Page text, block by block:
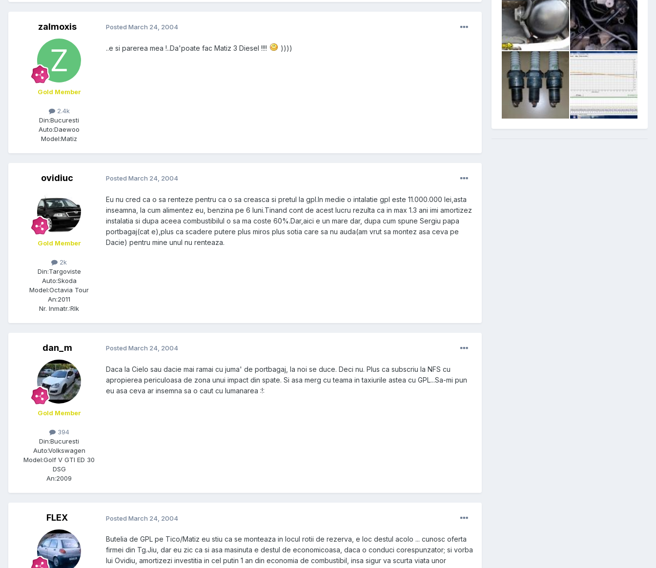
zalmoxis
Gold Member
2.4k
Din:Bucuresti
Auto:Daewoo
Model:Matiz
Posted March 24, 2004
..e si parerea mea !..Da'poate fac Matiz 3 Diesel !!!! ))))
ovidiuc
Gold Member
2k
Din:Targoviste
Auto:Skoda
Model:Octavia Tour
An:2011
Nr. Inmatr.:Rlk
Posted March 24, 2004
Eu nu cred ca o sa renteze pentru ca o sa creasca si pretul la gpl.In medie o intalatie gpl este 11.000.000 lei,asta
inseamna, la cum alimentez eu, benzina pe 6 luni.Tinand cont de acest lucru rezulta ca in max 1.3 ani imi amortizez
instalatia si dupa aceea combustibilul o sa ma coste 60%.Dar,aici e un mare dar, dupa cum spune Sergiu papa
portbagaj(cat e),plus ca scadere putere plus miros plus sotia care sa nu auda(am vrut sa montez asa ceva pe
Dacie) pentru mine unul nu renteaza.
dan_m
Gold Member
394
Din:Bucuresti
Auto:Volkswagen
Model:Golf V GTI ED 30
DSG
An:2009
Posted March 24, 2004
Daca la Cielo sau dacie mai ramai cu juma' de portbagaj, la noi se duce. Deci nu. Plus ca subscriu la NFS cu
apropierea periculoasa de zona unui impact din spate. Si asa merg cu teama in taxiurile astea cu GPL...Sa-mi pun
eu asa ceva ar insemna sa o caut cu lumanarea :!:
FLEX Posted March 24, 2004
Butelia de GPL pe Tico/Matiz eu stiu ca se monteaza in locul rotii de rezerva, e loc destul acolo ... cunosc oferta
firmei din Tg.Jiu, dar eu zic ca si asa masinuta e destul de economicoasa, daca o conduci corespunzator; si vorba
lui Ovidiu, amortizezi investitia in cel putin 1 an din economia de combustibil, insa sigur va scurta viata unor